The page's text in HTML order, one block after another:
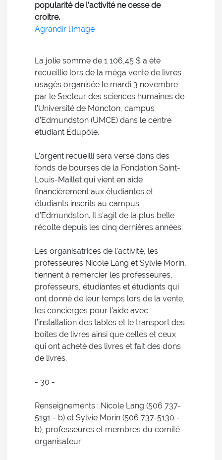
popularité de l’activité ne cesse de
croitre.
Agrandir l'image
La jolie somme de 1 106,45 $ a été
recueillie lors de la méga vente de livres
usagés organisée le mardi 3 novembre
par le Secteur des sciences humaines de
l’Université de Moncton, campus
d’Edmundston (UMCE) dans le centre
étudiant Édupôle.
L’argent recueilli sera versé dans des
fonds de bourses de la Fondation Saint-
Louis-Maillet qui vient en aide
financièrement aux étudiantes et
étudiants inscrits au campus
d’Edmundston. Il s’agit de la plus belle
récolte depuis les cinq dernières années.
Les organisatrices de l’activité, les
professeures Nicole Lang et Sylvie Morin,
tiennent à remercier les professeures,
professeurs, étudiantes et étudiants qui
ont donné de leur temps lors de la vente,
les concierges pour l’aide avec
l’installation des tables et le transport des
boites de livres ainsi que celles et ceux
qui ont acheté des livres et fait des dons
de livres.
- 30 -
Renseignements : Nicole Lang (506 737-
5191 - b) et Sylvie Morin (506 737-5130 -
b), professeures et membres du comité
organisateur